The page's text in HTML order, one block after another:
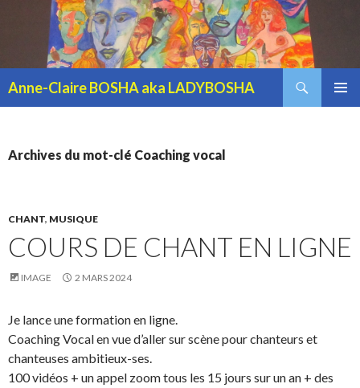
Anne-Claire BOSHA aka LADYBOSHA
Archives du mot-clé Coaching vocal
CHANT, MUSIQUE
COURS DE CHANT EN LIGNE
IMAGE 2 MARS 2024
Je lance une formation en ligne.
Coaching Vocal en vue d’aller sur scène pour chanteurs et
chanteuses ambitieux-ses.
100 vidéos + un appel zoom tous les 15 jours sur un an + des